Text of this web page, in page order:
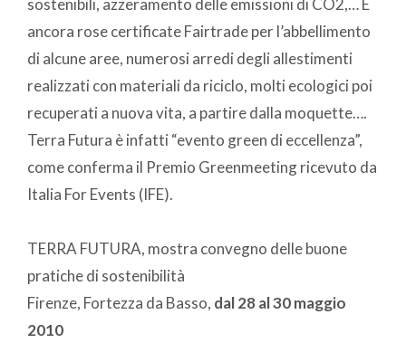
sostenibili, azzeramento delle emissioni di CO2,… E
ancora rose certificate Fairtrade per l’abbellimento
di alcune aree, numerosi arredi degli allestimenti
realizzati con materiali da riciclo, molti ecologici poi
recuperati a nuova vita, a partire dalla moquette….
Terra Futura è infatti “evento green di eccellenza”,
come conferma il Premio Greenmeeting ricevuto da
Italia For Events (IFE).
TERRA FUTURA, mostra convegno delle buone
pratiche di sostenibilità
Firenze, Fortezza da Basso, dal 28 al 30 maggio
2010